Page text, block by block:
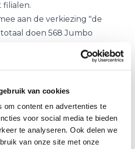
van cookies
om content en advertenties te
voor social media te bieden
te analyseren. Ook delen we
van onze site met onze
filialen.
aan de verkiezing "de
doen 568 Jumbo
bij de ingangen geplaatst,
wensen we jullie veel
er ook voor u!
klare ballonnen bogenin elk
maten.